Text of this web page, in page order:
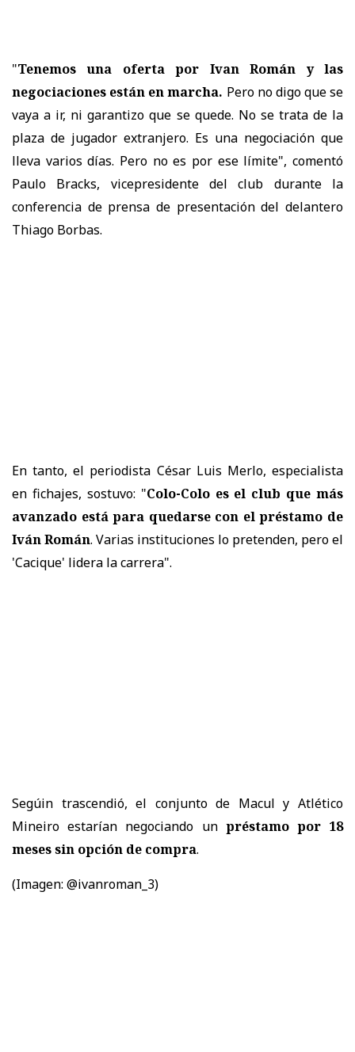
"Tenemos una oferta por Ivan Román y las
negociaciones están en marcha. Pero no digo que se
vaya a ir, ni garantizo que se quede. No se trata de la
plaza de jugador extranjero. Es una negociación que
lleva varios días. Pero no es por ese límite", comentó
Paulo Bracks, vicepresidente del club durante la
conferencia de prensa de presentación del delantero
Thiago Borbas.
En tanto, el periodista César Luis Merlo, especialista
en fichajes, sostuvo: "Colo-Colo es el club que más
avanzado está para quedarse con el préstamo de
Iván Román. Varias instituciones lo pretenden, pero el
'Cacique' lidera la carrera".
Segúin trascendió, el conjunto de Macul y Atlético
Mineiro estarían negociando un préstamo por 18
meses sin opción de compra.
(Imagen: @ivanroman_3)